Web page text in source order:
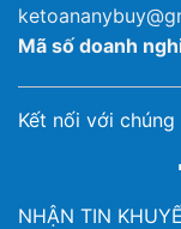
Mã số doanh
Kết nối với chúng
NHẬN TIN